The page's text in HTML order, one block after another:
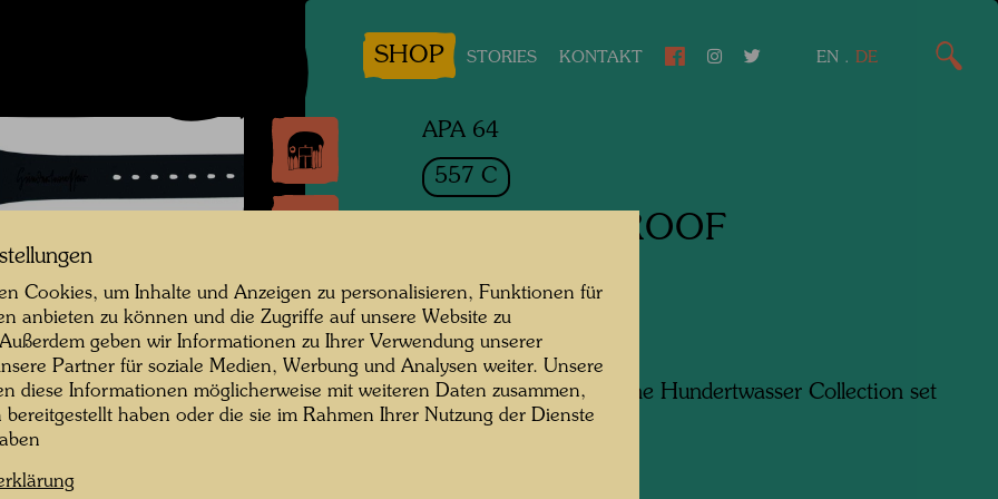
SHOP STORIES KONTAKT EN . DE
APA 64
557 C
SLEEPING ROOF
Schlafendes Dach
Uhr
One of 6 watches of the Hundertwasser Collection set
Cookies, um Inhalte und Anzeigen zu personalisieren, Funktionen für
anbieten zu können und die Zugriffe auf unsere Website zu
geben wir Informationen zu Ihrer Verwendung unserer
Partner für soziale Medien, Werbung und Analysen weiter. Unsere
diese Informationen möglicherweise mit weiteren Daten zusammen,
bereitgestellt haben oder die sie im Rahmen Ihrer Nutzung der Dienste